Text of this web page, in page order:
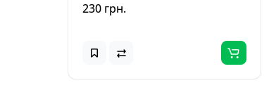
230 грн.